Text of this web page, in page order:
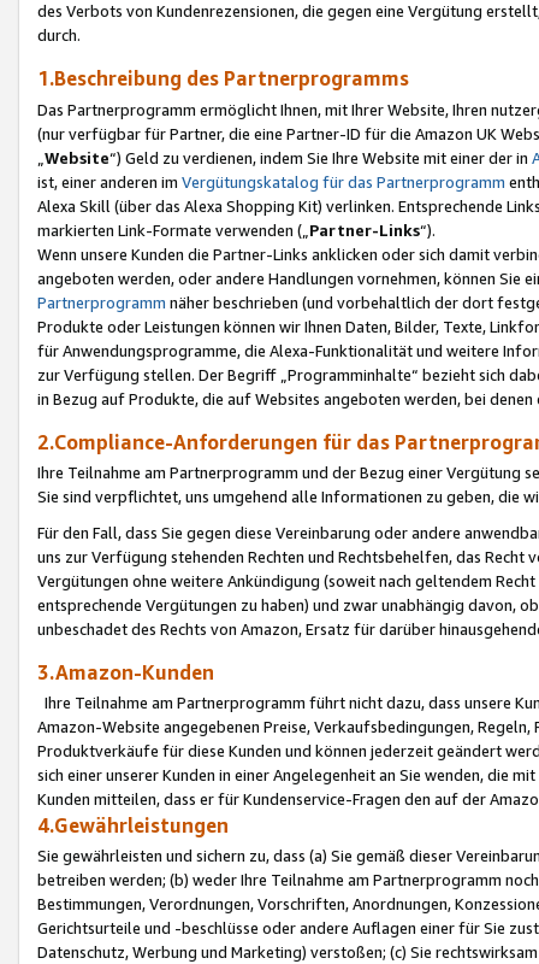
des Verbots von Kundenrezensionen, die gegen eine Vergütung
durch.
1.Beschreibung des Partnerprogramms
Das Partnerprogramm ermöglicht Ihnen, mit Ihrer Website, Ihren
(nur verfügbar für Partner, die eine Partner-ID für die Amazon UK
Website“) Geld zu verdienen, indem Sie Ihre Website mit einer der in
ist, einer anderen im Vergütungskatalog für das Partnerprogramm
Alexa Skill (über das Alexa Shopping Kit) verlinken. Entsprechende
markierten Link-Formate verwenden („ Partner-Links“).
Wenn unsere Kunden die Partner-Links anklicken oder sich damit
angeboten werden, oder andere Handlungen vornehmen, können Sie
Partnerprogramm näher beschrieben (und vorbehaltlich der dort
Produkte oder Leistungen können wir Ihnen Daten, Bilder, Texte,
für Anwendungsprogramme, die Alexa-Funktionalität und weitere
zur Verfügung stellen. Der Begriff „Programminhalte“ bezieht sich
in Bezug auf Produkte, die auf Websites angeboten werden, bei
2.Compliance-Anforderungen für das
Ihre Teilnahme am Partnerprogramm und der Bezug einer Vergütung
Sie sind verpflichtet, uns umgehend alle Informationen zu geben, die
Für den Fall, dass Sie gegen diese Vereinbarung oder andere
uns zur Verfügung stehenden Rechten und Rechtsbehelfen, das
Vergütungen ohne weitere Ankündigung (soweit nach geltendem
entsprechende Vergütungen zu haben) und zwar unabhängig davon,
unbeschadet des Rechts von Amazon, Ersatz für darüber
3.Amazon-Kunden
Ihre Teilnahme am Partnerprogramm führt nicht dazu, dass unsere
Amazon-Website angegebenen Preise, Verkaufsbedingungen,
Produktverkäufe für diese Kunden und können jederzeit geändert
sich einer unserer Kunden in einer Angelegenheit an Sie wenden, die
Kunden mitteilen, dass er für Kundenservice-Fragen den auf der
4.Gewährleistungen
Sie gewährleisten und sichern zu, dass (a) Sie gemäß dieser
betreiben werden; (b) weder Ihre Teilnahme am Partnerprogramm
Bestimmungen, Verordnungen, Vorschriften, Anordnungen,
Gerichtsurteile und -beschlüsse oder andere Auflagen einer für Sie
Datenschutz, Werbung und Marketing) verstoßen; (c) Sie